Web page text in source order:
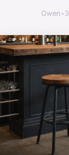
Owen•